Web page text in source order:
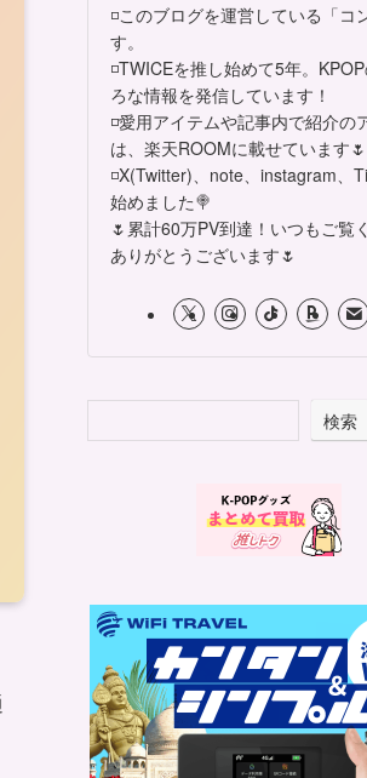
◽このブログを運営している「コ
す。
◽TWICEを推し始めて5年。
ろな情報を発信しています！
◽愛用アイテムや記事内で紹介の
は、楽天ROOMに載せています🌷
◽X(Twitter)、note、instagram、
始めました🍭
🌷累計60万PV到達！いつもご覧
ありがとうございます🌷
検索